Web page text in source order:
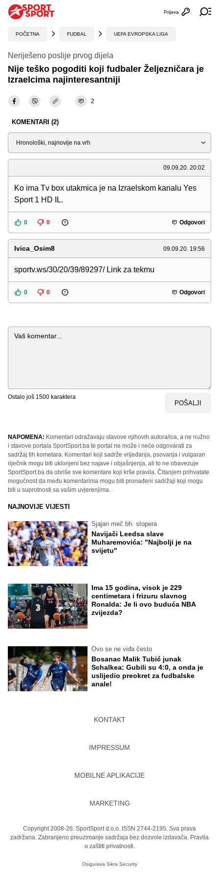
Otvori
Prijava
POČETNA FUDBAL UEFA EVROPSKA LIGA
Neriješeno poslije prvog dijela
Nije teško pogoditi koji fudbaler Željezničara je
Izraelcima najinteresantniji
2
KOMENTARI (2)
Sortiraj
09.09.20. 20:02
Ko ima Tv box utakmica je na Izraelskom kanalu Yes
Sport 1 HD IL.
0 0 Odgovori
Ivica_Osim8 09.09.20. 19:56
sportv.ws/30/20/39/89297/ Link za tekmu
0 0 Odgovori
Komentar
Ostalo još 1500 karaktera
POŠALJI
NAPOMENA: Komentari odražavaju stavove njihovih autora/ica, a ne nužno
i stavove portala SportSport.ba te portal ne može i neće odgovarati za
sadržaj tih kometara. Komentari koji sadrže vrijeđanja, psovanja i vulgaran
riječnik mogu biti uklonjeni bez najave i objašnjenja, ali to ne obavezuje
SportSport.ba da obriše sve komentare koji krše pravila. Čitanjem prihvatate
mogućnost da među komentarima mogu biti pronađeni sadržaji koji mogu
biti u suprotnosti sa vašim uvjerenjima.
NAJNOVIJE VIJESTI
Sjajan meč bh. stopera
Navijači Leedsa slave
Muharemovića: "Najbolji je na
svijetu"
Ima 15 godina, visok je 229
centimetara i frizuru slavnog
Ronalda: Je li ovo buduća NBA
zvijezda?
Ovo se ne viđa često
Bosanac Malik Tubić junak
Schalkea: Gubili su 4:0, a onda je
uslijedio preokret za fudbalske
anale!
KONTAKT
IMPRESSUM
MOBILNE APLIKACIJE
MARKETING
Copyright 2008-26. SportSport d.o.o. ISSN 2744-2195. Sva prava
zadržana. Zabranjeno preuzimanje sadržaja bez dozvole izdavača. Pravila
o zaštiti privatnosti.
Osigurava Sikra Security